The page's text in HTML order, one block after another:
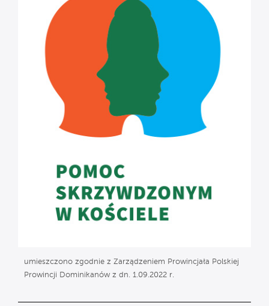
umieszczono zgodnie z Zarządzeniem Prowincjała Polskiej
Prowincji Dominikanów z dn. 1.09.2022 r.